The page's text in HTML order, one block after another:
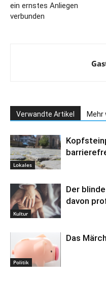
ein ernstes Anliegen
verbunden
Verwandte Artikel Mehr
Lokales
Kultur
Der
davon
Politik
Das